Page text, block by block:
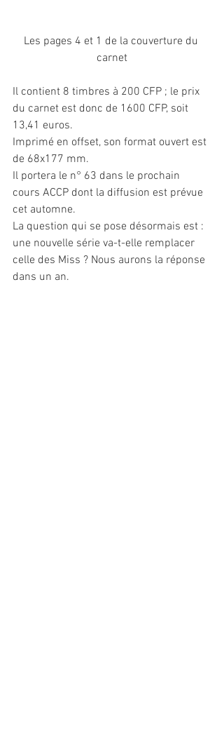
Les pages 4 et 1 de la couverture du
carnet
Il contient 8 timbres à 200 CFP ; le prix
du carnet est donc de 1600 CFP, soit
13,41 euros.
Imprimé en offset, son format ouvert est
de 68x177 mm.
Il portera le n° 63 dans le prochain
cours ACCP dont la diffusion est prévue
cet automne.
La question qui se pose désormais est :
une nouvelle série va-t-elle remplacer
celle des Miss ? Nous aurons la réponse
dans un an.